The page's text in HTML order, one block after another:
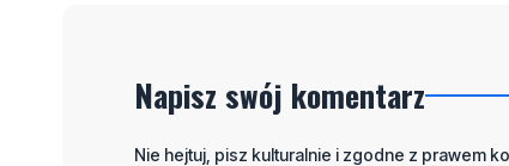
Napisz swój komentarz
Nie hejtuj, pisz kulturalnie i zgodne z prawem